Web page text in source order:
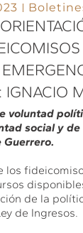
IGNACIO
voluntad
social y
Guerrero.
los
de la
de Ingresos.